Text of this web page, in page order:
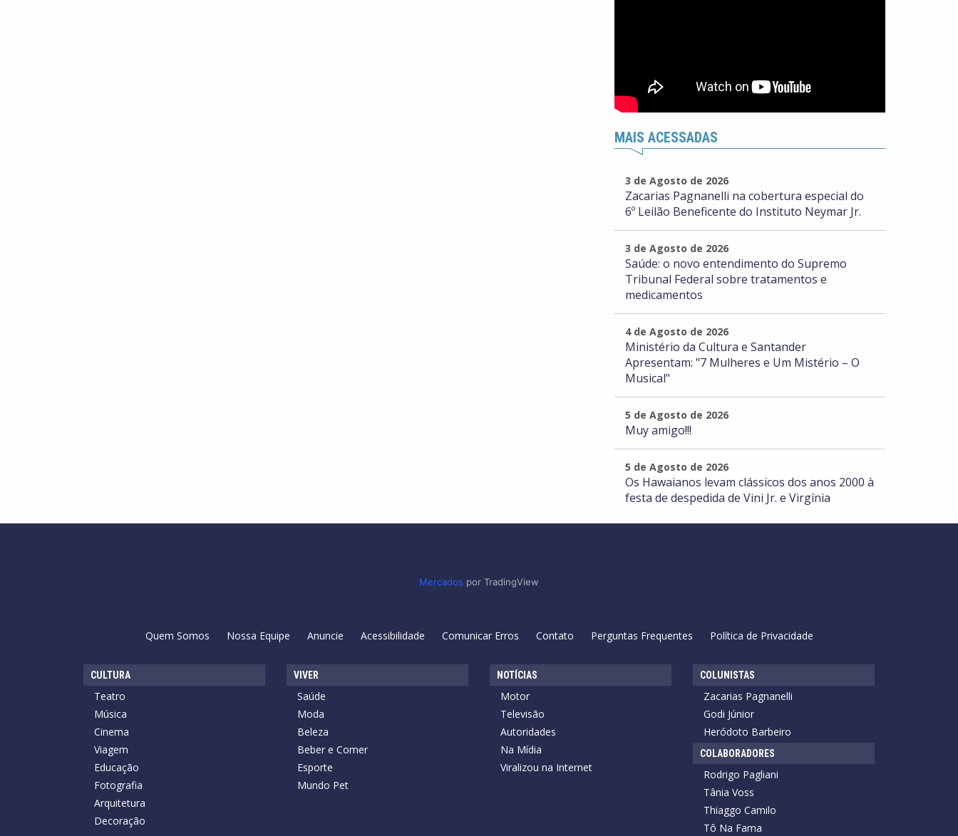
MAIS ACESSADAS
3 de Agosto de 2026
Zacarias Pagnanelli na cobertura especial do
6º Leilão Beneficente do Instituto Neymar Jr.
3 de Agosto de 2026
Saúde: o novo entendimento do Supremo
Tribunal Federal sobre tratamentos e
medicamentos
4 de Agosto de 2026
Ministério da Cultura e Santander
Apresentam: "7 Mulheres e Um Mistério – O
Musical"
5 de Agosto de 2026
Muy amigo!!!
5 de Agosto de 2026
Os Hawaianos levam clássicos dos anos 2000 à
festa de despedida de Vini Jr. e Virgínia
Mercados por TradingView
Quem Somos Nossa Equipe Anuncie Acessibilidade Comunicar Erros Contato Perguntas Frequentes Política de Privacidade
CULTURA
Teatro
Música
Cinema
Viagem
Educação
Fotografia
Arquitetura
Decoração
VIVER
Saúde
Moda
Beleza
Beber e Comer
Esporte
Mundo Pet
NOTÍCIAS
Motor
Televisão
Autoridades
Na Mídia
Viralizou na Internet
COLUNISTAS
Zacarias Pagnanelli
Godi Júnior
Heródoto Barbeiro
COLABORADORES
Rodrigo Pagliani
Tânia Voss
Thiaggo Camilo
Tô Na Fama